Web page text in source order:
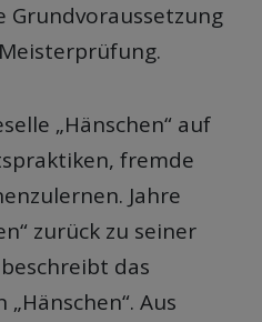
Grundvoraussetzung
„Hänschen“ auf
fremde
Jahre
zurück zu seiner
das
Aus